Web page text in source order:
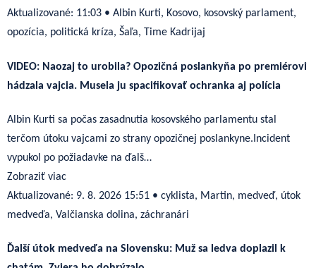
Aktualizované: 11:03 • Albin Kurti, Kosovo, kosovský parlament,
opozícia, politická kríza, Šaľa, Time Kadrijaj
VIDEO: Naozaj to urobila? Opozičná poslankyňa po premiérovi
hádzala vajcia. Musela ju spacifikovať ochranka aj polícia
Albin Kurti sa počas zasadnutia kosovského parlamentu stal
terčom útoku vajcami zo strany opozičnej poslankyne.Incident
vypukol po požiadavke na ďalš…
Zobraziť viac
Aktualizované: 9. 8. 2026 15:51 • cyklista, Martin, medveď, útok
medveďa, Valčianska dolina, záchranári
Ďalší útok medveďa na Slovensku: Muž sa ledva doplazil k